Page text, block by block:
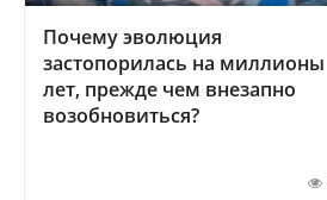
Почему эволюция
застопорилась на миллионы
лет, прежде чем внезапно
возобновиться?